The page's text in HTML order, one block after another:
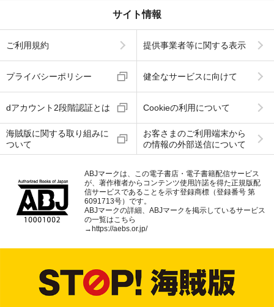
サイト情報
ご利用規約 提供事業者等に関する表示
プライバシーポリシー 健全なサービスに向けて
dアカウント2段階認証とは Cookieの利用について
海賊版に関する取り組みに
ついて
お客さまのご利用端末から
の情報の外部送信について
ABJマークは、この電子書店・電子書籍配信サービス
が、著作権者からコンテンツ使用許諾を得た正規版配
信サービスであることを示す登録商標（登録番号 第
6091713号）です。
ABJマークの詳細、ABJマークを掲示しているサービス
の一覧はこちら
→https://aebs.or.jp/